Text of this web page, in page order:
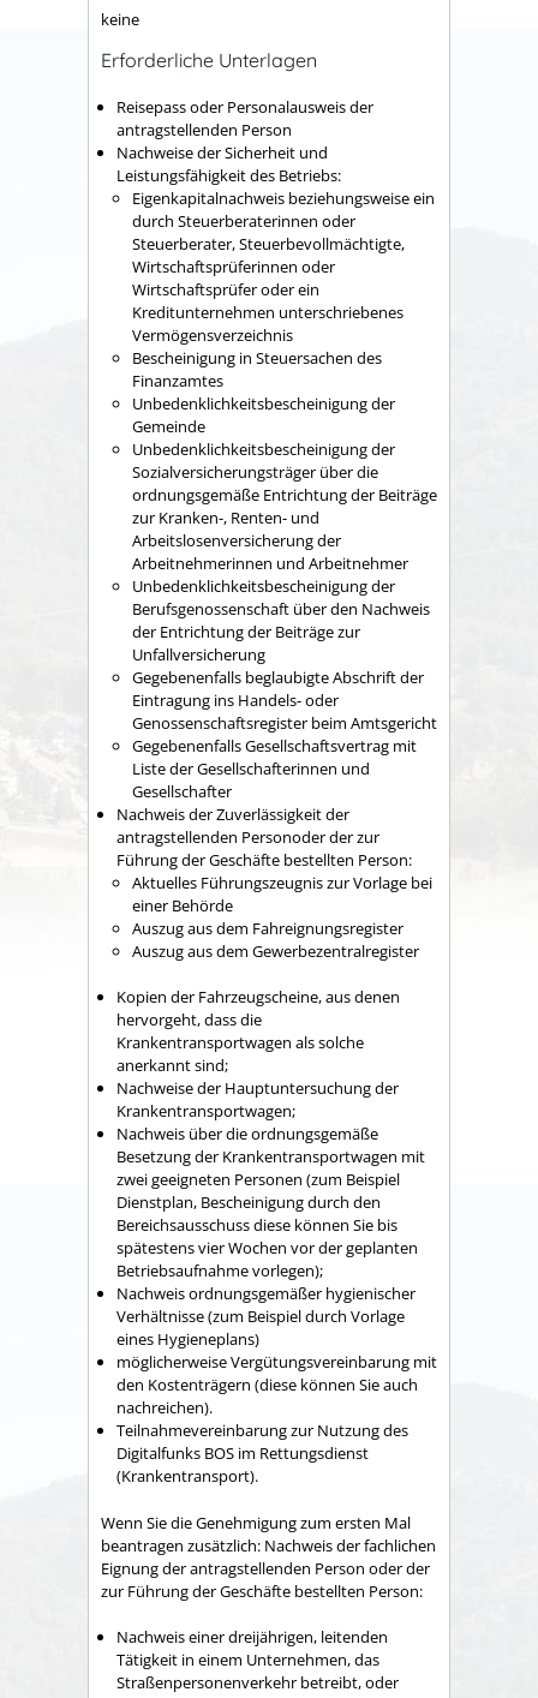
keine
Erforderliche Unterlagen
Reisepass oder Personalausweis der
antragstellenden Person
Nachweise der Sicherheit und
Leistungsfähigkeit des Betriebs:
Eigenkapitalnachweis beziehungsweise ein
durch Steuerberaterinnen oder
Steuerberater, Steuerbevollmächtigte,
Wirtschaftsprüferinnen oder
Wirtschaftsprüfer oder ein
Kreditunternehmen unterschriebenes
Vermögensverzeichnis
Bescheinigung in Steuersachen des
Finanzamtes
Unbedenklichkeitsbescheinigung der
Gemeinde
Unbedenklichkeitsbescheinigung der
Sozialversicherungsträger über die
ordnungsgemäße Entrichtung der Beiträge
zur Kranken-, Renten- und
Arbeitslosenversicherung der
Arbeitnehmerinnen und Arbeitnehmer
Unbedenklichkeitsbescheinigung der
Berufsgenossenschaft über den Nachweis
der Entrichtung der Beiträge zur
Unfallversicherung
Gegebenenfalls beglaubigte Abschrift der
Eintragung ins Handels- oder
Genossenschaftsregister beim Amtsgericht
Gegebenenfalls Gesellschaftsvertrag mit
Liste der Gesellschafterinnen und
Gesellschafter
Nachweis der Zuverlässigkeit der
antragstellenden Personoder der zur
Führung der Geschäfte bestellten Person:
Aktuelles Führungszeugnis zur Vorlage bei
einer Behörde
Auszug aus dem Fahreignungsregister
Auszug aus dem Gewerbezentralregister
Kopien der Fahrzeugscheine, aus denen
hervorgeht, dass die
Krankentransportwagen als solche
anerkannt sind;
Nachweise der Hauptuntersuchung der
Krankentransportwagen;
Nachweis über die ordnungsgemäße
Besetzung der Krankentransportwagen mit
zwei geeigneten Personen (zum Beispiel
Dienstplan, Bescheinigung durch den
Bereichsausschuss diese können Sie bis
spätestens vier Wochen vor der geplanten
Betriebsaufnahme vorlegen);
Nachweis ordnungsgemäßer hygienischer
Verhältnisse (zum Beispiel durch Vorlage
eines Hygieneplans)
möglicherweise Vergütungsvereinbarung mit
den Kostenträgern (diese können Sie auch
nachreichen).
Teilnahmevereinbarung zur Nutzung des
Digitalfunks BOS im Rettungsdienst
(Krankentransport).
Wenn Sie die Genehmigung zum ersten Mal
beantragen zusätzlich: Nachweis der fachlichen
Eignung der antragstellenden Person oder der
zur Führung der Geschäfte bestellten Person:
Nachweis einer dreijährigen, leitenden
Tätigkeit in einem Unternehmen, das
Straßenpersonenverkehr betreibt, oder